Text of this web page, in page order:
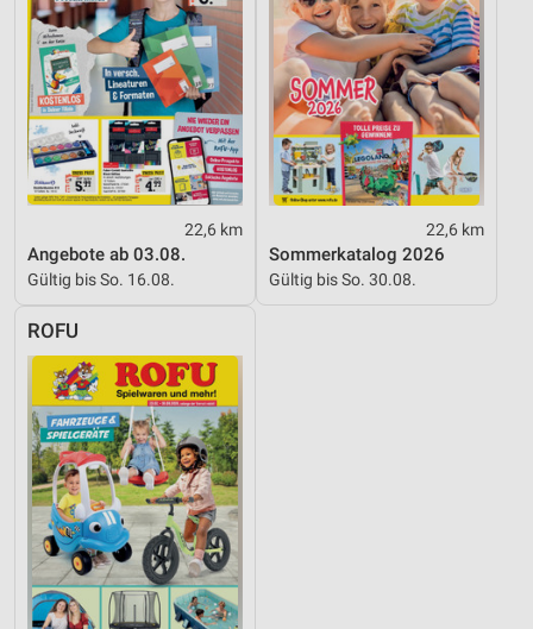
22,6 km
Angebote ab 03.08.
Gültig bis So. 16.08.
22,6 km
Sommerkatalog 2026
Gültig bis So. 30.08.
ROFU
Werbung